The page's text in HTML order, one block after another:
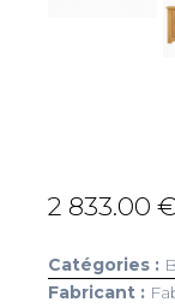
2 833.00 €
Catégories :
Fabricant :